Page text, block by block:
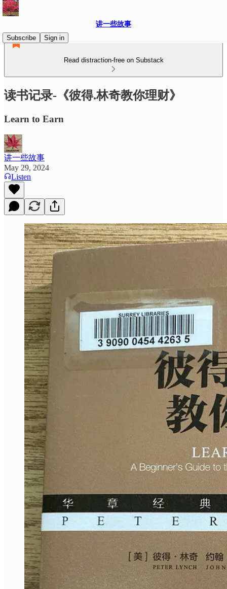
讲一些故事
Subscribe
Sign in
Read distraction-free on Substack
读书记录-《彼得.林奇教你理财》
Learn to Earn
讲一些故事
May 29, 2024
Listen